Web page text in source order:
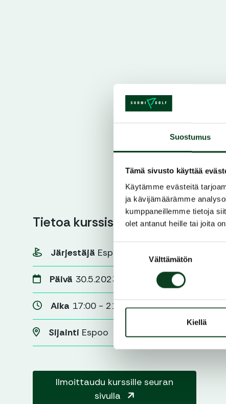
Suostumus
Tämä sivusto käyttää
Käytämme evästeitä
ja kävijämäärämme
kumppaneillemme tietoja
olet antanut heille tai joita
Välttämätön
Kiellä
Tietoa kurssista
Järjestäjä Espoon Golfseura
Päivä 30.5.2023
Aika 17:00 - 21:00
Sijainti Espoo
Ilmoittaudu kurssille seuran
sivulla